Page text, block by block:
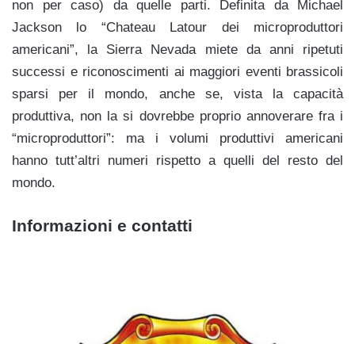
non per caso) da quelle parti. Definita da Michael
Jackson lo “Chateau Latour dei microproduttori
americani”, la Sierra Nevada miete da anni ripetuti
successi e riconoscimenti ai maggiori eventi brassicoli
sparsi per il mondo, anche se, vista la capacità
produttiva, non la si dovrebbe proprio annoverare fra i
“microproduttori”: ma i volumi produttivi americani
hanno tutt’altri numeri rispetto a quelli del resto del
mondo.
Informazioni e contatti